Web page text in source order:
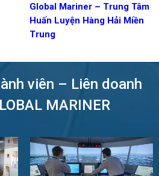
Global Mariner – Trung Tâm
Huấn Luyện Hàng Hải Miền
Trung
viên – Liên doanh
MARINER